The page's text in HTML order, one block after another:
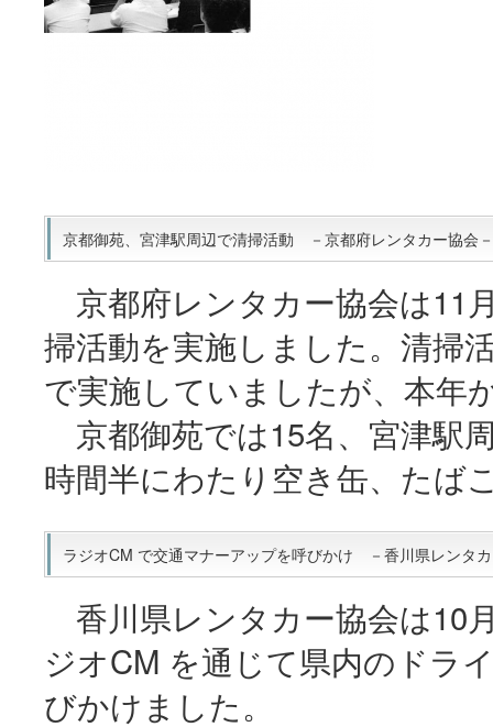
京都御苑、宮津駅周辺で清掃活動 －京都府レンタカー協会
京都府レンタカー協会は11
掃活動を実施しました。清掃
で実施していましたが、本年
京都御苑では15名、宮津駅
時間半にわたり空き缶、たば
ラジオCM で交通マナーアップを呼びかけ －香川県レンタ
香川県レンタカー協会は10
ジオCM を通じて県内のドラ
びかけました。